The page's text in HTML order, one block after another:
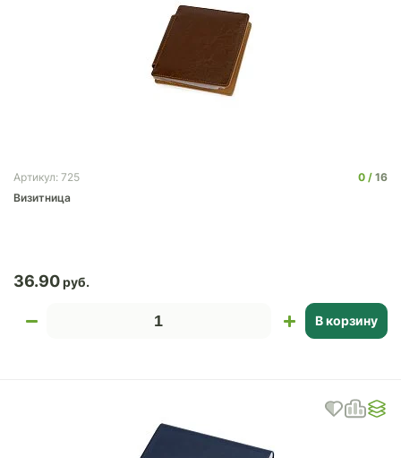
Артикул: 725 0
16
Визитница
36.90
В корзину